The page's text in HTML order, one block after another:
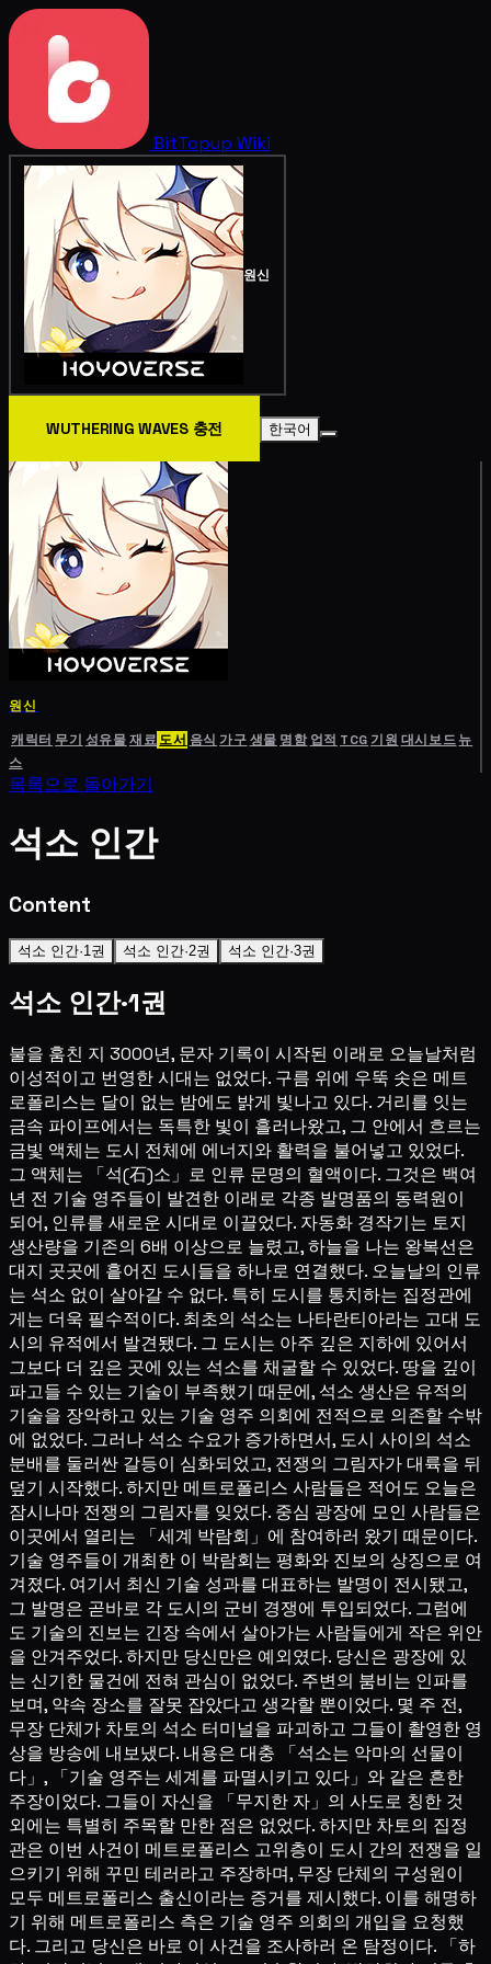
BitTopup Wiki
원신
WUTHERING WAVES 충전 한국어
원신
캐릭터 무기 성유물재료도서 음식 가구생물 명함 업적 TCG기원 대시보드뉴
스
목록으로 돌아가기
석소 인간
Content
석소 인간·1권 석소 인간·2권 석소 인간·3권
석소 인간·1권
불을 훔친 지 3000년, 문자 기록이 시작된 이래로 오늘날처럼
이성적이고 번영한 시대는 없었다. 구름 위에 우뚝 솟은 메트
로폴리스는 달이 없는 밤에도 밝게 빛나고 있다. 거리를 잇는
금속 파이프에서는 독특한 빛이 흘러나왔고, 그 안에서 흐르는
금빛 액체는 도시 전체에 에너지와 활력을 불어넣고 있었다.
그 액체는 「석(石)소」로 인류 문명의 혈액이다. 그것은 백여
년 전 기술 영주들이 발견한 이래로 각종 발명품의 동력원이
되어, 인류를 새로운 시대로 이끌었다. 자동화 경작기는 토지
생산량을 기존의 6배 이상으로 늘렸고, 하늘을 나는 왕복선은
대지 곳곳에 흩어진 도시들을 하나로 연결했다. 오늘날의 인류
는 석소 없이 살아갈 수 없다. 특히 도시를 통치하는 집정관에
게는 더욱 필수적이다. 최초의 석소는 나타란티아라는 고대 도
시의 유적에서 발견됐다. 그 도시는 아주 깊은 지하에 있어서
그보다 더 깊은 곳에 있는 석소를 채굴할 수 있었다. 땅을 깊이
파고들 수 있는 기술이 부족했기 때문에, 석소 생산은 유적의
기술을 장악하고 있는 기술 영주 의회에 전적으로 의존할 수밖
에 없었다. 그러나 석소 수요가 증가하면서, 도시 사이의 석소
분배를 둘러싼 갈등이 심화되었고, 전쟁의 그림자가 대륙을 뒤
덮기 시작했다. 하지만 메트로폴리스 사람들은 적어도 오늘은
잠시나마 전쟁의 그림자를 잊었다. 중심 광장에 모인 사람들은
이곳에서 열리는 「세계 박람회」에 참여하러 왔기 때문이다.
기술 영주들이 개최한 이 박람회는 평화와 진보의 상징으로 여
겨졌다. 여기서 최신 기술 성과를 대표하는 발명이 전시됐고,
그 발명은 곧바로 각 도시의 군비 경쟁에 투입되었다. 그럼에
도 기술의 진보는 긴장 속에서 살아가는 사람들에게 작은 위안
을 안겨주었다. 하지만 당신만은 예외였다. 당신은 광장에 있
는 신기한 물건에 전혀 관심이 없었다. 주변의 붐비는 인파를
보며, 약속 장소를 잘못 잡았다고 생각할 뿐이었다. 몇 주 전,
무장 단체가 차토의 석소 터미널을 파괴하고 그들이 촬영한 영
상을 방송에 내보냈다. 내용은 대충 「석소는 악마의 선물이
다」, 「기술 영주는 세계를 파멸시키고 있다」와 같은 흔한
주장이었다. 그들이 자신을 「무지한 자」의 사도로 칭한 것
외에는 특별히 주목할 만한 점은 없었다. 하지만 차토의 집정
관은 이번 사건이 메트로폴리스 고위층이 도시 간의 전쟁을 일
으키기 위해 꾸민 테러라고 주장하며, 무장 단체의 구성원이
모두 메트로폴리스 출신이라는 증거를 제시했다. 이를 해명하
기 위해 메트로폴리스 측은 기술 영주 의회의 개입을 요청했
다. 그리고 당신은 바로 이 사건을 조사하러 온 탐정이다. 「하